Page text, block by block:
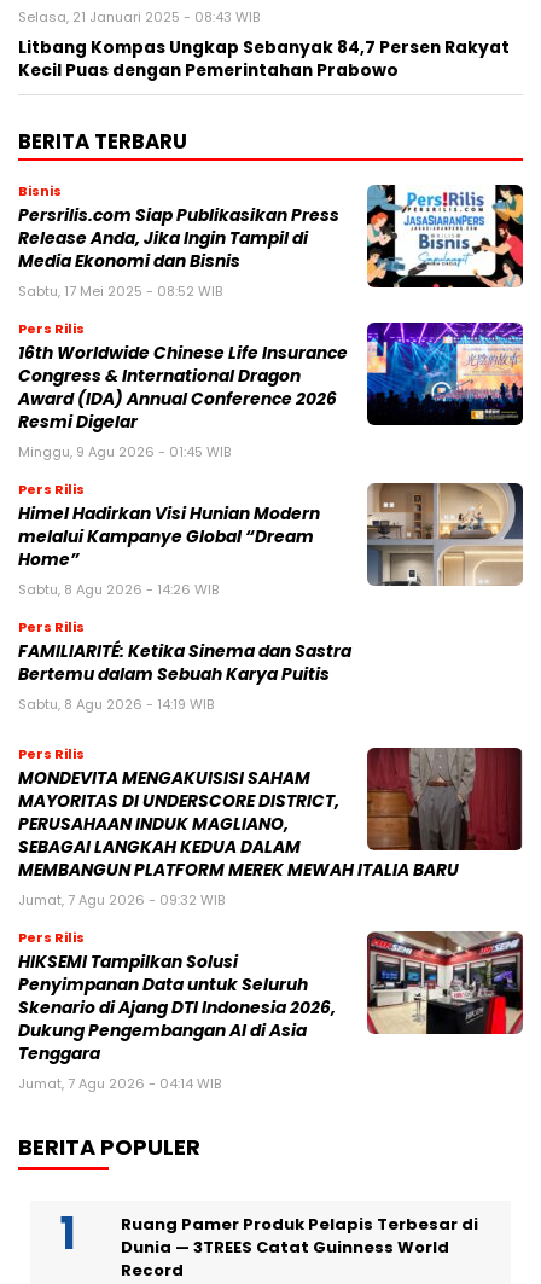
Selasa, 21 Januari 2025 - 08:43 WIB
Litbang Kompas Ungkap Sebanyak 84,7 Persen Rakyat
Kecil Puas dengan Pemerintahan Prabowo
BERITA TERBARU
Bisnis
Persrilis.com Siap Publikasikan Press
Release Anda, Jika Ingin Tampil di
Media Ekonomi dan Bisnis
Sabtu, 17 Mei 2025 - 08:52 WIB
Pers Rilis
16th Worldwide Chinese Life Insurance
Congress & International Dragon
Award (IDA) Annual Conference 2026
Resmi Digelar
Minggu, 9 Agu 2026 - 01:45 WIB
Pers Rilis
Himel Hadirkan Visi Hunian Modern
melalui Kampanye Global “Dream
Home”
Sabtu, 8 Agu 2026 - 14:26 WIB
Pers Rilis
FAMILIARITÉ: Ketika Sinema dan Sastra
Bertemu dalam Sebuah Karya Puitis
Sabtu, 8 Agu 2026 - 14:19 WIB
Pers Rilis
MONDEVITA MENGAKUISISI SAHAM
MAYORITAS DI UNDERSCORE DISTRICT,
PERUSAHAAN INDUK MAGLIANO,
SEBAGAI LANGKAH KEDUA DALAM
MEMBANGUN PLATFORM MEREK MEWAH ITALIA BARU
Jumat, 7 Agu 2026 - 09:32 WIB
Pers Rilis
HIKSEMI Tampilkan Solusi
Penyimpanan Data untuk Seluruh
Skenario di Ajang DTI Indonesia 2026,
Dukung Pengembangan AI di Asia
Tenggara
Jumat, 7 Agu 2026 - 04:14 WIB
BERITA POPULER
Ruang Pamer Produk Pelapis Terbesar di
Dunia — 3TREES Catat Guinness World
Record